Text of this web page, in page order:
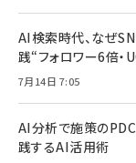
AI検索時代、なぜ
践“フォロワー6倍
7月14日 7:05
AI分析で施策の
践するAI活用術